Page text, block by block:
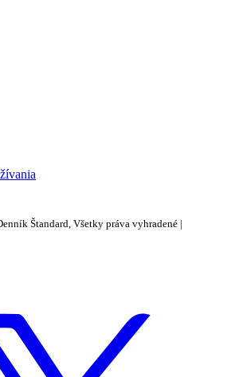
Štandard, Všetky práva vyhradené |